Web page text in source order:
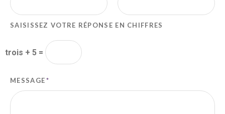
SAISISSEZ VOTRE RÉPONSE EN CHIFFRES
trois + 5 =
MESSAGE*